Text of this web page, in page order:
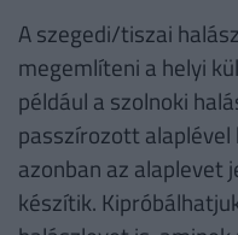
A szegedi/tiszai
megemlíteni a helyi
például a szolnoki
passzírozott
azonban az alaplevet
készítik.